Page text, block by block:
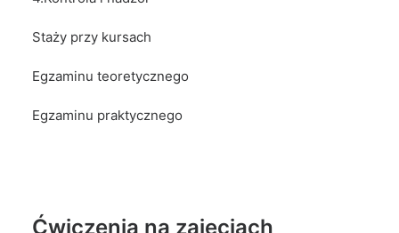
Staży przy kursach
Egzaminu teoretycznego
Egzaminu praktycznego
Ćwiczenia na zajęciach